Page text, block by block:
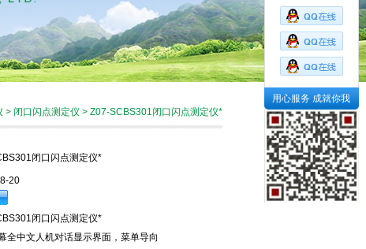
> 闭口闪点测定仪 > Z07-SCBS301闭口闪点测定仪*
闭口闪点测定仪*
20
闭口闪点测定仪*
全中文人机对话显示界面，菜单导向
用心服务 成就你我